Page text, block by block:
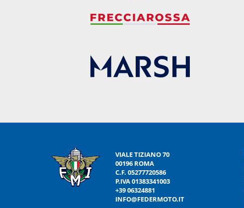
VIALE TIZIANO 70
00196 ROMA
C.F. 05277720586
P.IVA 01383341003
+39 06324881
INFO@FEDERMOTO.IT